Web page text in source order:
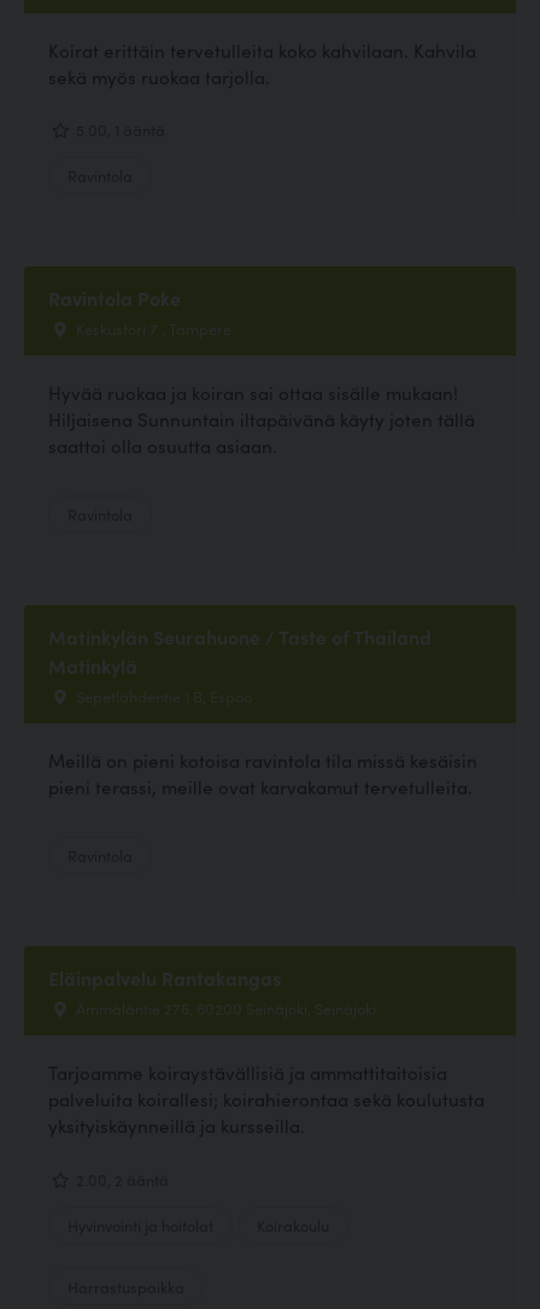
Koirat erittäin tervetulleita koko kahvilaan. Kahvila
sekä myös ruokaa tarjolla.
Ravintola Poke
Keskustori 7 , Tampere
Hyvää ruokaa ja koiran sai ottaa sisälle mukaan!
Hiljaisena Sunnuntain iltapäivänä käyty joten tällä
saattoi olla osuutta asiaan.
Matinkylän Seurahuone / Taste of Thailand
Matinkylä
Sepetlahdentie 1 B, Espoo
Meillä on pieni kotoisa ravintola tila missä kesäisin
pieni terassi, meille ovat karvakamut tervetulleita.
Eläinpalvelu Rantakangas
Ämmäläntie 276, 60200 Seinäjoki, Seinäjoki
Tarjoamme koiraystävällisiä ja ammattitaitoisia
palveluita koirallesi; koirahierontaa sekä koulutusta
yksityiskäynneillä ja kursseilla.